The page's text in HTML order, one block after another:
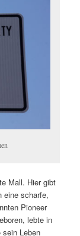
Mall. Hier gibt
eine scharfe,
Pioneer
lebte in
Leben